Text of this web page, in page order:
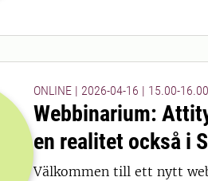
04 13:00till 2026-16-04 14:00
ONLINE | 2026-04-16 | 15.00-16.00
Webbinarium:
en realitet också i
Välkommen till ett nytt